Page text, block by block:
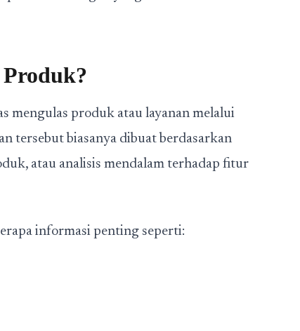
mengulas produk atau layanan melalui
tersebut biasanya dibuat berdasarkan
atau analisis mendalam terhadap fitur
informasi penting seperti: